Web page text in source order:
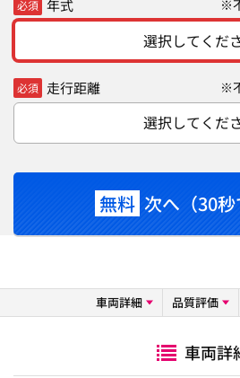
必須 年式 ※
選択してくだ
必須 走行距離 ※
選択してくだ
無料 次へ（30秒
車両詳細 品質評価
車両詳